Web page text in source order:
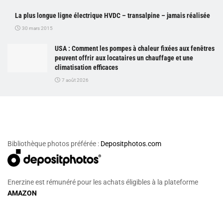
La plus longue ligne électrique HVDC – transalpine – jamais réalisée
30 mars 2015
USA : Comment les pompes à chaleur fixées aux fenêtres
peuvent offrir aux locataires un chauffage et une
climatisation efficaces
7 août 2026
Bibliothèque photos préférée : Depositphotos.com
Enerzine est rémunéré pour les achats éligibles à la plateforme
AMAZON